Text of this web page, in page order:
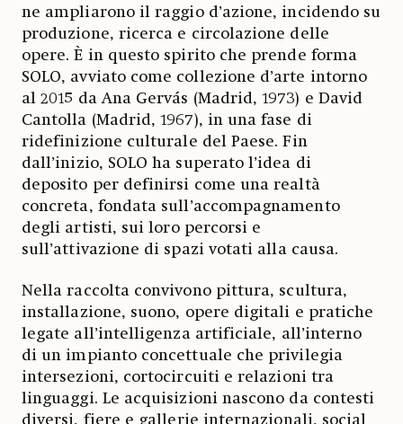
ne ampliarono il raggio d’azione, incidendo su
produzione, ricerca e circolazione delle
opere. È in questo spirito che prende forma
SOLO, avviato come collezione d’arte intorno
al 2015 da Ana Gervás (Madrid, 1973) e David
Cantolla (Madrid, 1967), in una fase di
ridefinizione culturale del Paese. Fin
dall’inizio, SOLO ha superato l’idea di
deposito per definirsi come una realtà
concreta, fondata sull’accompagnamento
degli artisti, sui loro percorsi e
sull’attivazione di spazi votati alla causa.
Nella raccolta convivono pittura, scultura,
installazione, suono, opere digitali e pratiche
legate all’intelligenza artificiale, all’interno
di un impianto concettuale che privilegia
intersezioni, cortocircuiti e relazioni tra
linguaggi. Le acquisizioni nascono da contesti
diversi, fiere e gallerie internazionali, social